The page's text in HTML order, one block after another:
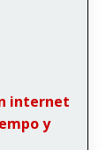
internet
y